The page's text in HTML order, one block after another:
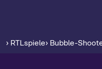
› RTLspiele› Bubble-